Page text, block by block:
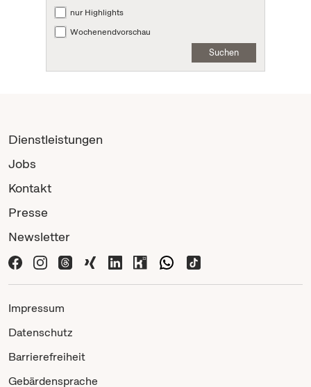
nur Highlights
Wochenendvorschau
Suchen
Dienstleistungen
Jobs
Kontakt
Presse
Newsletter
Impressum
Datenschutz
Barrierefreiheit
Gebärdensprache